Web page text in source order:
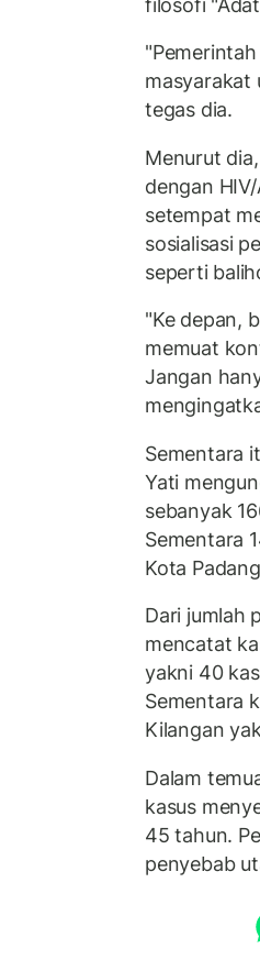
masyarakat
tegas dia.
Menurut
dengan
setempat
sosialisasi
seperti
"Ke depan,
memuat
Jangan
Sementara
Yati
sebanyak
Sementara
Kota
Dari jumlah
mencatat
yakni 40
Sementara
Kilangan
Dalam
kasus
45 tahun.
penyebab